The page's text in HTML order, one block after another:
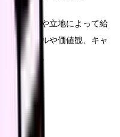
クの規模や立地によって給
フスタイルや価値観、キャ
重要です。